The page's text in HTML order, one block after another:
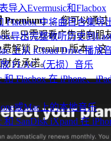
导入Evermusic和Flacbox
Flacbox 中将曲目合集
导出完整收听历史到
上从 iCloud Drive 播放
FLAC（无损）音乐
和 Flacbox 在 iPhone、
或Mac上的本地音乐
和 SanDisk iXpand 在
Premium」。您可以通过
能。只需观看广告或向朋
解锁 Premium 版本。这
务承诺。